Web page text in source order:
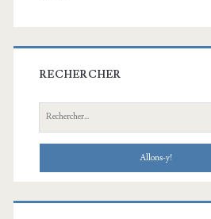
RECHERCHER
Recherche: